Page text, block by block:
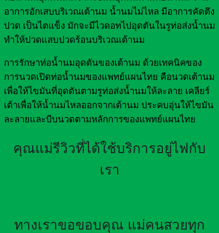
อาการอักเสบบริเวณเต้านม น้ำนมไม่ไหล มีอาการคัดตึง
ปวด เป็นไตแข็ง มักจะมีไวดอทไปอุดตันในรูท่อส่งน้ำนม
ทำให้ปวดแสบปวดร้อนบริเวณเต้านม
การรักษาท่อน้ำนมอุดตันของเต้านม ด้วยเทคนิคของ
การนวดเปิดท่อน้ำนมของแพทย์แผนไทย คือนวดเต้านม
เพื่อให้ไขมันที่อุดตันตามรูท่อส่งน้ำนมให้ละลาย เคลียร์
เต้าเพื่อให้น้ำนมไหลออกจากเต้านม ประคบอุ่นให้ไขมัน
ละลายและบีบนวดตามหลักการของแพทย์แผนไทย
คุณแม่รีวิวที่ได้ใช้บริการอยู่ไฟกับ
เรา
ทางเราขอขอบคุณ แม่คนสวยทุก